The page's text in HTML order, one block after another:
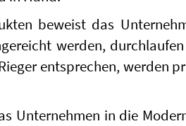
beweist das
werden,
entsprechen, werden
Unternehmen in die